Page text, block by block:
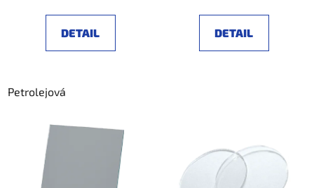
DETAIL
Petrolejová
DETAIL